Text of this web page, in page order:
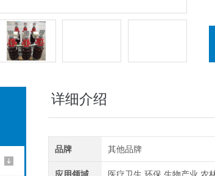
详细介绍
品牌 其他品牌